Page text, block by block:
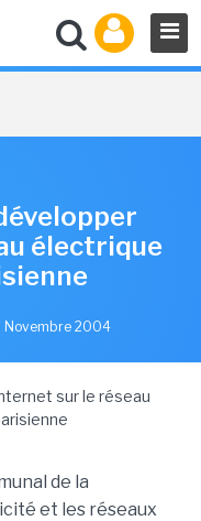
électrique
Novembre 2004
de la
et les réseaux